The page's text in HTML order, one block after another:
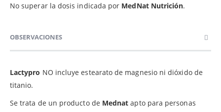
No superar la dosis indicada por MedNat Nutrición.
OBSERVACIONES
Lactypro NO incluye estearato de magnesio ni dióxido de
titanio.
Se trata de un producto de Mednatapto para personas